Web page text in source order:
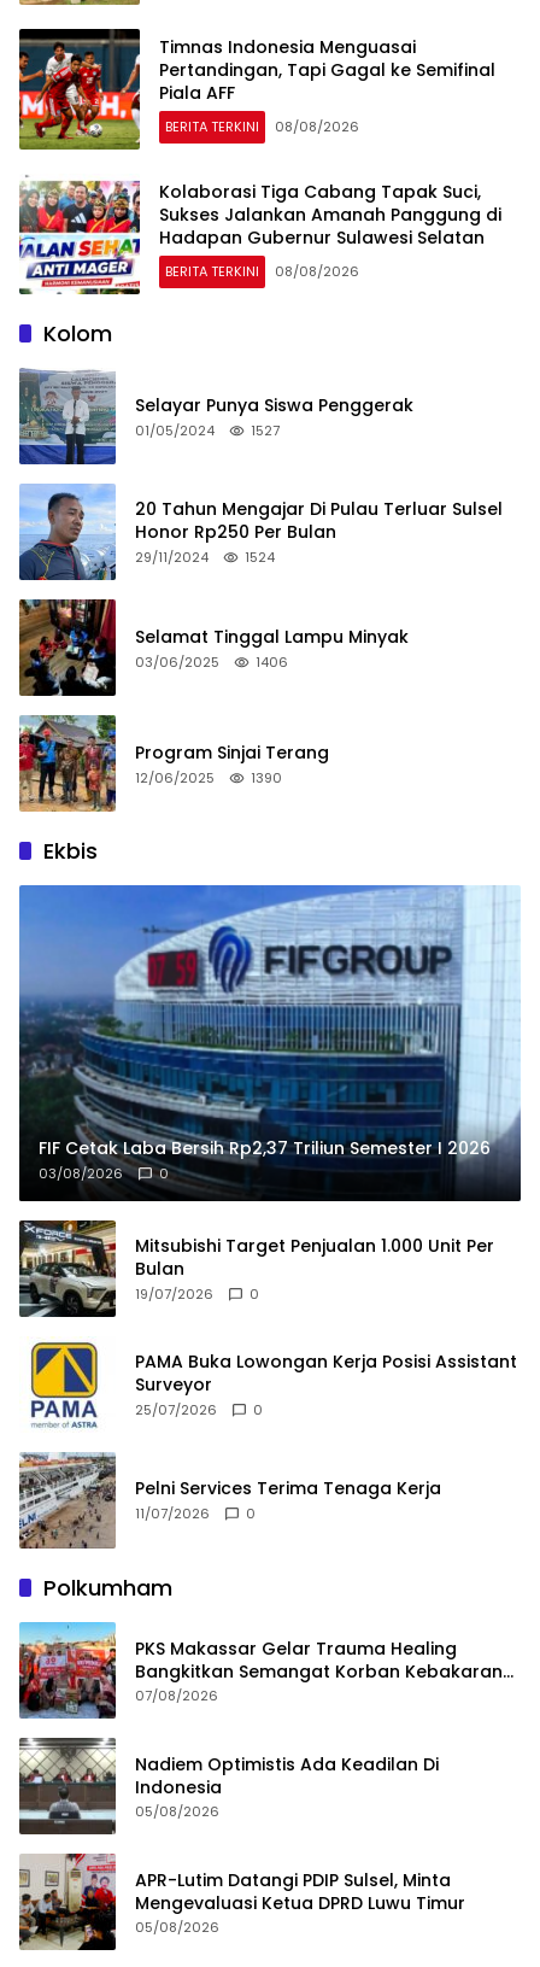
Timnas Indonesia Menguasai
Pertandingan, Tapi Gagal ke Semifinal
Piala AFF
BERITA TERKINI 08/08/2026
Kolaborasi Tiga Cabang Tapak Suci,
Sukses Jalankan Amanah Panggung di
Hadapan Gubernur Sulawesi Selatan
BERITA TERKINI 08/08/2026
Kolom
Selayar Punya Siswa Penggerak
01/05/2024 1527
20 Tahun Mengajar Di Pulau Terluar Sulsel
Honor Rp250 Per Bulan
29/11/2024 1524
Selamat Tinggal Lampu Minyak
03/06/2025 1406
Program Sinjai Terang
12/06/2025 1390
Ekbis
FIF Cetak Laba Bersih Rp2,37 Triliun Semester I 2026
03/08/2026 0
Mitsubishi Target Penjualan 1.000 Unit Per
Bulan
19/07/2026 0
PAMA Buka Lowongan Kerja Posisi Assistant
Surveyor
25/07/2026 0
Pelni Services Terima Tenaga Kerja
11/07/2026 0
Polkumham
PKS Makassar Gelar Trauma Healing
Bangkitkan Semangat Korban Kebakaran
Tallo
07/08/2026
Nadiem Optimistis Ada Keadilan Di
Indonesia
05/08/2026
APR-Lutim Datangi PDIP Sulsel, Minta
Mengevaluasi Ketua DPRD Luwu Timur
05/08/2026